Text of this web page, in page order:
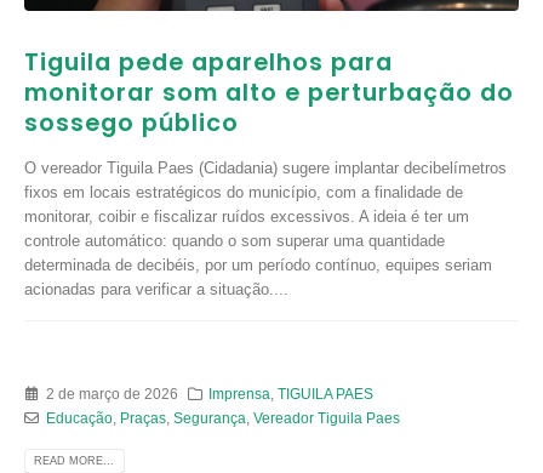
Tiguila pede aparelhos para
monitorar som alto e perturbação do
sossego público
O vereador Tiguila Paes (Cidadania) sugere implantar decibelímetros
fixos em locais estratégicos do município, com a finalidade de
monitorar, coibir e fiscalizar ruídos excessivos. A ideia é ter um
controle automático: quando o som superar uma quantidade
determinada de decibéis, por um período contínuo, equipes seriam
acionadas para verificar a situação....
2 de março de 2026 Imprensa ,TIGUILA PAES
Educação, Praças, Segurança Vereador Tiguila Paes
READ MORE...